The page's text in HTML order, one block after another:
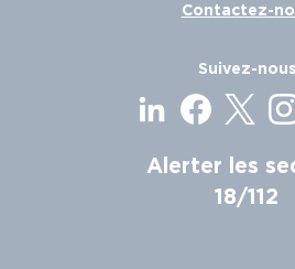
Contactez-
Suivez-nous
Alerter les
18/112